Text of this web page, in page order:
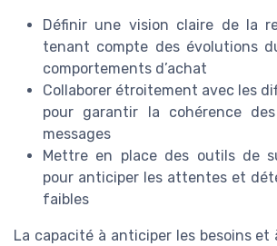
Définir une vision claire de la
tenant compte des évolutions
comportements d’achat
Collaborer étroitement avec les
pour garantir la cohérence
messages
Mettre en place des outils de
pour anticiper les attentes et
faibles
La capacité à anticiper les besoins et